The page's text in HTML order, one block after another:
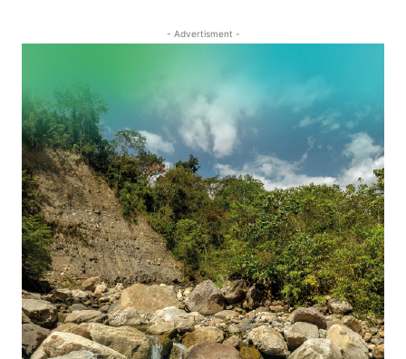
- Advertisment -